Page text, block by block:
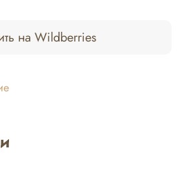
на Wildberries